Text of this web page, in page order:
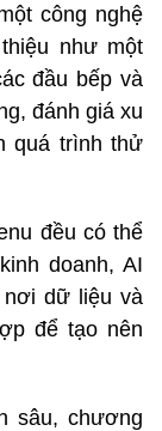
công nghệ
như một
đầu bếp và
đánh giá xu
quá trình thử
đều có thể
doanh, AI
nơi dữ liệu và
để tạo nên
sâu, chương